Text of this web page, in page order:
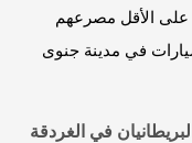
لقي 30 شخصا على الأقل مصرعهم
في مدينة جنوى
في الغردقة